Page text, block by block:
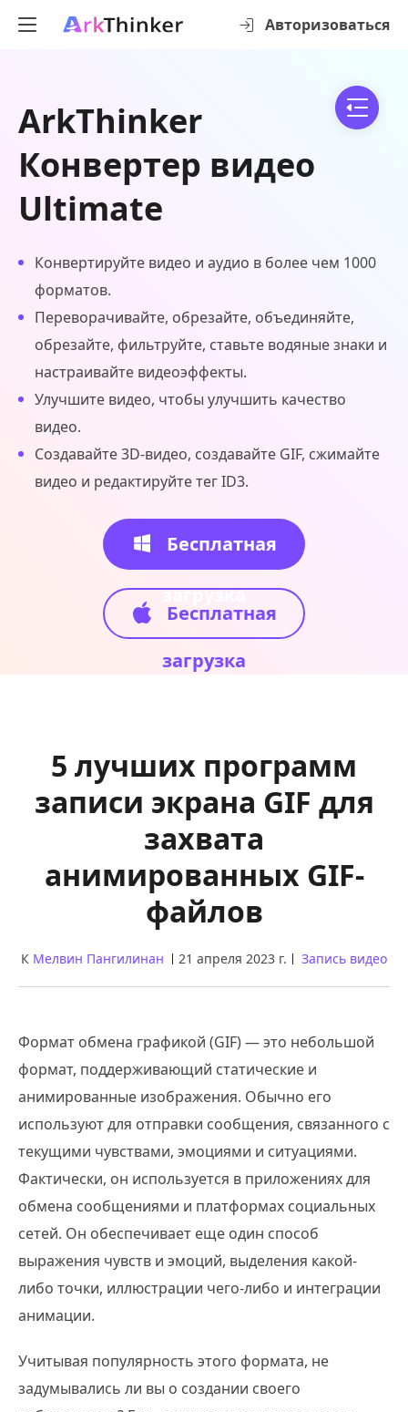
Авторизоваться
ArkThinker
Конвертер видео
Ultimate
Конвертируйте видео и аудио в более чем 1000
форматов.
Переворачивайте, обрезайте, объединяйте,
обрезайте, фильтруйте, ставьте водяные знаки и
настраивайте видеоэффекты.
Улучшите видео, чтобы улучшить качество
видео.
Создавайте 3D-видео, создавайте GIF, сжимайте
видео и редактируйте тег ID3.
Бесплатная
загрузка
Бесплатная
загрузка
5 лучших программ
записи экрана GIF для
захвата
анимированных GIF-
файлов
К Мелвин Пангилинан 21 апреля 2023 г. Запись видео
Формат обмена графикой (GIF) — это небольшой
формат, поддерживающий статические и
анимированные изображения. Обычно его
используют для отправки сообщения, связанного с
текущими чувствами, эмоциями и ситуациями.
Фактически, он используется в приложениях для
обмена сообщениями и платформах социальных
сетей. Он обеспечивает еще один способ
выражения чувств и эмоций, выделения какой-
либо точки, иллюстрации чего-либо и интеграции
анимации.
Учитывая популярность этого формата, не
задумывались ли вы о создании своего